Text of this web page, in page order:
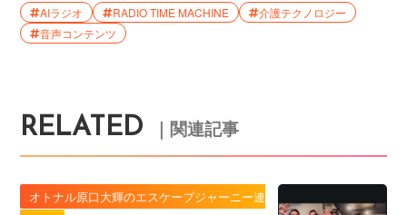
AIラジオ RADIO TIME MACHINE
介護テクノロジー
音声コンテンツ
RELATED ｜関連記事
オトナル原口大輝のエスケープジャーニー連